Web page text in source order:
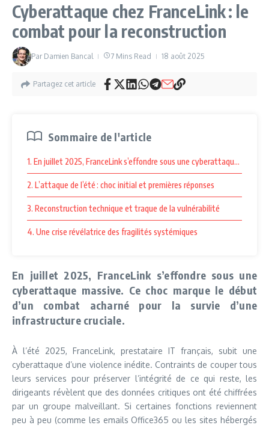
Cyberattaque chez FranceLink : le
combat pour la reconstruction
Par Damien Bancal 7 Mins Read 18 août 2025
Partagez cet article
Sommaire de l'article
1. En juillet 2025, FranceLink s’effondre sous une cyberattaque
2. L’attaque de l’été : choc initial et premières réponses
3. Reconstruction technique et traque de la vulnérabilité
4. Une crise révélatrice des fragilités systémiques
En juillet 2025, FranceLink s’effondre sous une
cyberattaque massive. Ce choc marque le début
d’un combat acharné pour la survie d’une
infrastructure cruciale.
À l’été 2025, FranceLink, prestataire IT français, subit une
cyberattaque d’une violence inédite. Contraints de couper tous
leurs services pour préserver l’intégrité de ce qui reste, les
dirigeants révèlent que des données critiques ont été chiffrées
par un groupe malveillant. Si certaines fonctions reviennent
peu à peu (comme les emails Office365 ou les sites hébergés